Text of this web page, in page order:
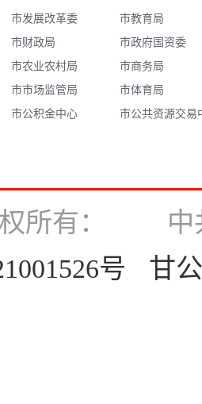
市发展改革委
市教育局
市财政局
市政府国资委
市农业农村局
市商务局
市市场监管局
市体育局
市公积金中心
市公共资源交易
所有： 中
号
甘